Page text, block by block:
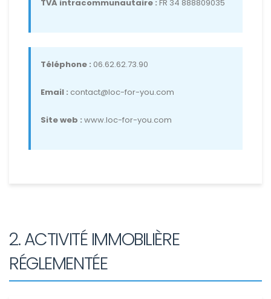
TVA intracommunautaire : FR 34 888809035
Téléphone : 06.62.62.73.90
Email : contact@loc-for-you.com
Site web : www.loc-for-you.com
2. ACTIVITÉ IMMOBILIÈRE
RÉGLEMENTÉE